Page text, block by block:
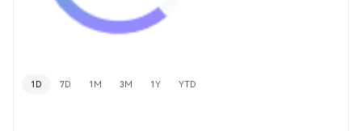
1D 7D 1M 3M 1Y YTD